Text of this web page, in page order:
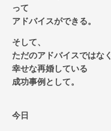
って
アドバイスができる。
そして、
ただのアドバイスではなく
幸せな再婚している
成功事例として。
今日